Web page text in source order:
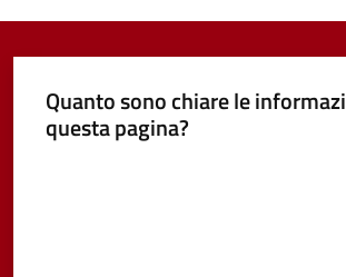
Quanto sono chiare le
questa pagina?